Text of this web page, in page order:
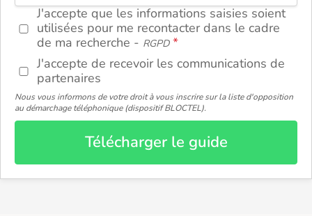
J'accepte que les informations saisies soient
utilisées pour me recontacter dans le cadre
de ma recherche - RGPD
J'accepte de recevoir les communications de
partenaires
Nous vous informons de votre droit à vous inscrire sur la liste d'opposition
au démarchage téléphonique (dispositif BLOCTEL).
Télécharger le guide